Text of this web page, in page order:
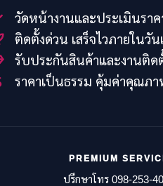
วัดหน้างานและประเมินรา
ติดตั้งด่วน เสร็จไวภายในวัน
รับประกันสินค้าและงานติด
ราคาเป็นธรรม คุ้มค่าคุณภ
PREMIUM
ปรึกษาโทร 098-253-